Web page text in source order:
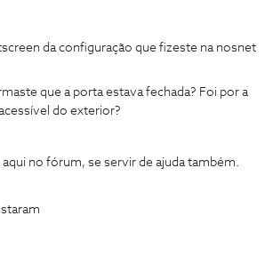
da configuração que fizeste na nosnet
que a porta estava fechada? Foi por a
do exterior?
no fórum, se servir de ajuda também.